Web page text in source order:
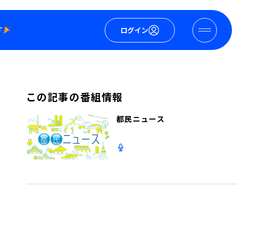
ログイン
この記事の番組情報
都民ニュース